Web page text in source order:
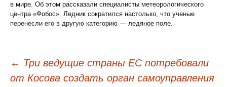
в мире. Об этом рассказали специалисты метеорологического
центра «Фобос». Ледник сократился настолько, что ученые
перенесли его в другую категорию — ледяное поле.
Навигация
← Три ведущие страны ЕС потребовали
от Косова создать орган самоуправления